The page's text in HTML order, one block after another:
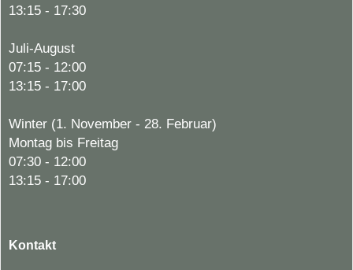
13:15 - 17:30
Juli-August
07:15 - 12:00
13:15 - 17:00
Winter (1. November - 28. Februar)
Montag bis Freitag
07:30 - 12:00
13:15 - 17:00
Kontakt